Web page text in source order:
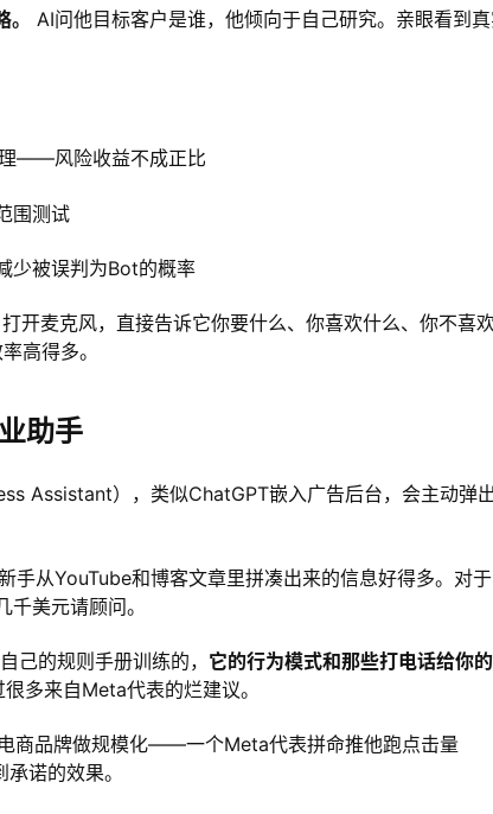
AI问他目标客户是谁，他倾向于自己研究。亲眼看到
——风险收益不成正比
围测试
被误判为Bot的概率
打开麦克风，直接告诉它你要什么、你喜欢什么、你不喜
高得多。
助手
Assistant），类似ChatGPT嵌入广告后台，会主动弹
手从YouTube和博客文章里拼凑出来的信息好得多。对
美元请顾问。
己的规则手册训练的， 它的行为模式和那些打电话给你的
多来自Meta代表的烂建议。
商品牌做规模化——一个Meta代表拼命推他跑点击量
诺的效果。